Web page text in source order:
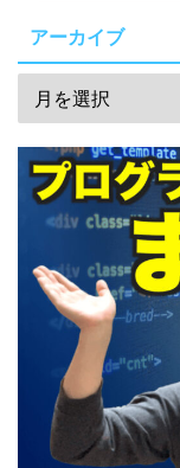
アーカイブ